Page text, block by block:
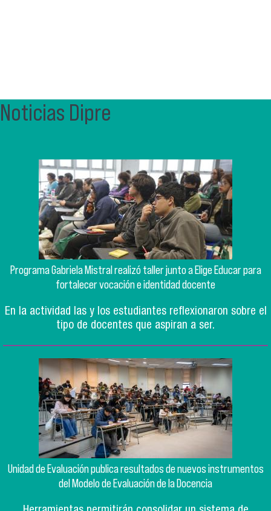
Noticias Dipre
Programa Gabriela Mistral realizó taller junto a Elige Educar para
fortalecer vocación e identidad docente
En la actividad las y los estudiantes reflexionaron sobre el
tipo de docentes que aspiran a ser.
Unidad de Evaluación publica resultados de nuevos instrumentos
del Modelo de Evaluación de la Docencia